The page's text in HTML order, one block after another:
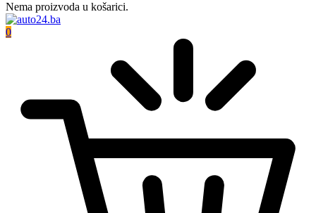
Nema proizvoda u košarici.
0